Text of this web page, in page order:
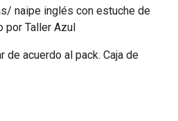
naipe inglés con estuche de
por Taller Azul
de acuerdo al pack. Caja de